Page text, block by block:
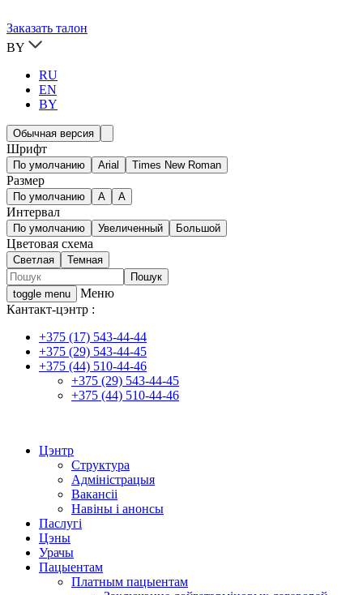
Заказать талон
BY
RU
EN
BY
Обычная версия
Шрифт
По умолчанию Arial Times New Roman
Размер
По умолчанию A A
Интервал
По умолчанию Увеличенный Большой
Цветовая схема
Светлая Темная
toggle menu
Меню
Кантакт-цэнтр :
+375 (17) 543-44-44
+375 (29) 543-44-45
+375 (44) 510-44-46
+375 (29) 543-44-45
+375 (44) 510-44-46
Цэнтр
Структура
Адміністрацыя
Вакансіі
Навіны і анонсы
Паслугі
Цэны
Урачы
Пацыентам
Платным пацыентам